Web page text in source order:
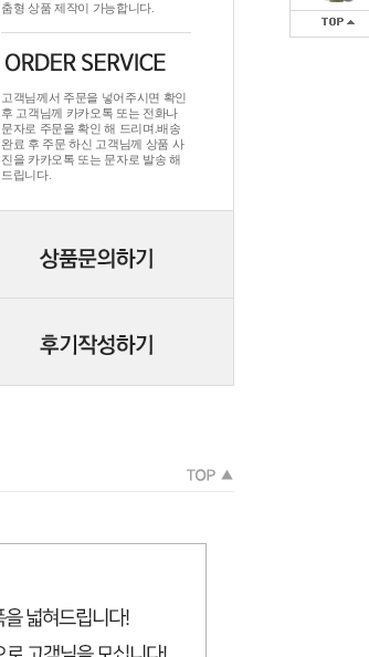
춤형 상품 제작이 가능합니다.
고객님께서 주문을 넣어주시면 확인
후 고객님께 카카오톡 또는 전화나
문자로 주문을 확인 해 드리며.배송
완료 후 주문 하신 고객님께 상품 사
진을 카카오톡 또는 문자로 발송 해
드립니다.